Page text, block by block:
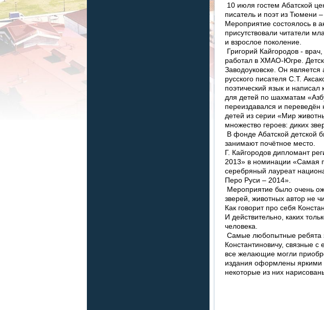
10 июля гостем Абатской
писатель и поэт из Тюмени –
Мероприятие состоялось в
присутствовали читатели
и взрослое поколение.
Григорий Кайгородов -
работал в ХМАО-Югре.
Заводоуковске. Он является
русского писателя С.Т.
поэтический язык и написал
для детей по шахматам
переиздавался и переведён
детей из серии «Мир
множество героев: диких
В фонде Абатской детской
занимают почётное место.
Г. Кайгородов дипломант
2013» в номинации «Самая
серебряный лауреат
Перо Руси – 2014».
Мероприятие было очень
зверей, животных автор не
Как говорит про себя
И действительно, каких
человека.
Самые любопытные ребята
Константиновичу, связные
все желающие могли
издания оформлены яркими
некоторые из них